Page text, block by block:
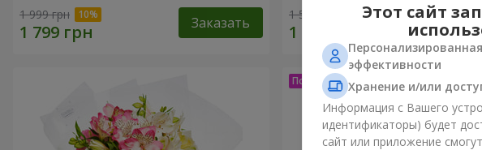
1 999 грн Заказать 1 528 грн
Этот сайт
эффективности
Хранение и/или
Информация с Вашего
идентификаторы) будет
сайт или приложение